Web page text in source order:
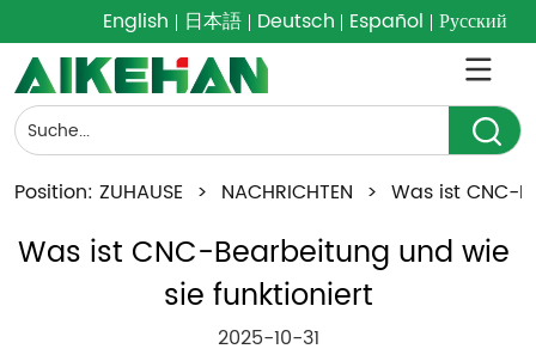
English 日本語 Deutsch Español Русский
Position: ZUHAUSE > NACHRICHTEN > Was ist CNC-
Was ist CNC-Bearbeitung und wie
sie funktioniert
2025-10-31